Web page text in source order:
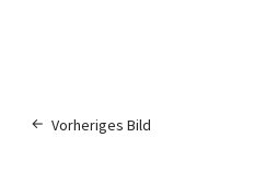
Vorheriges Bild